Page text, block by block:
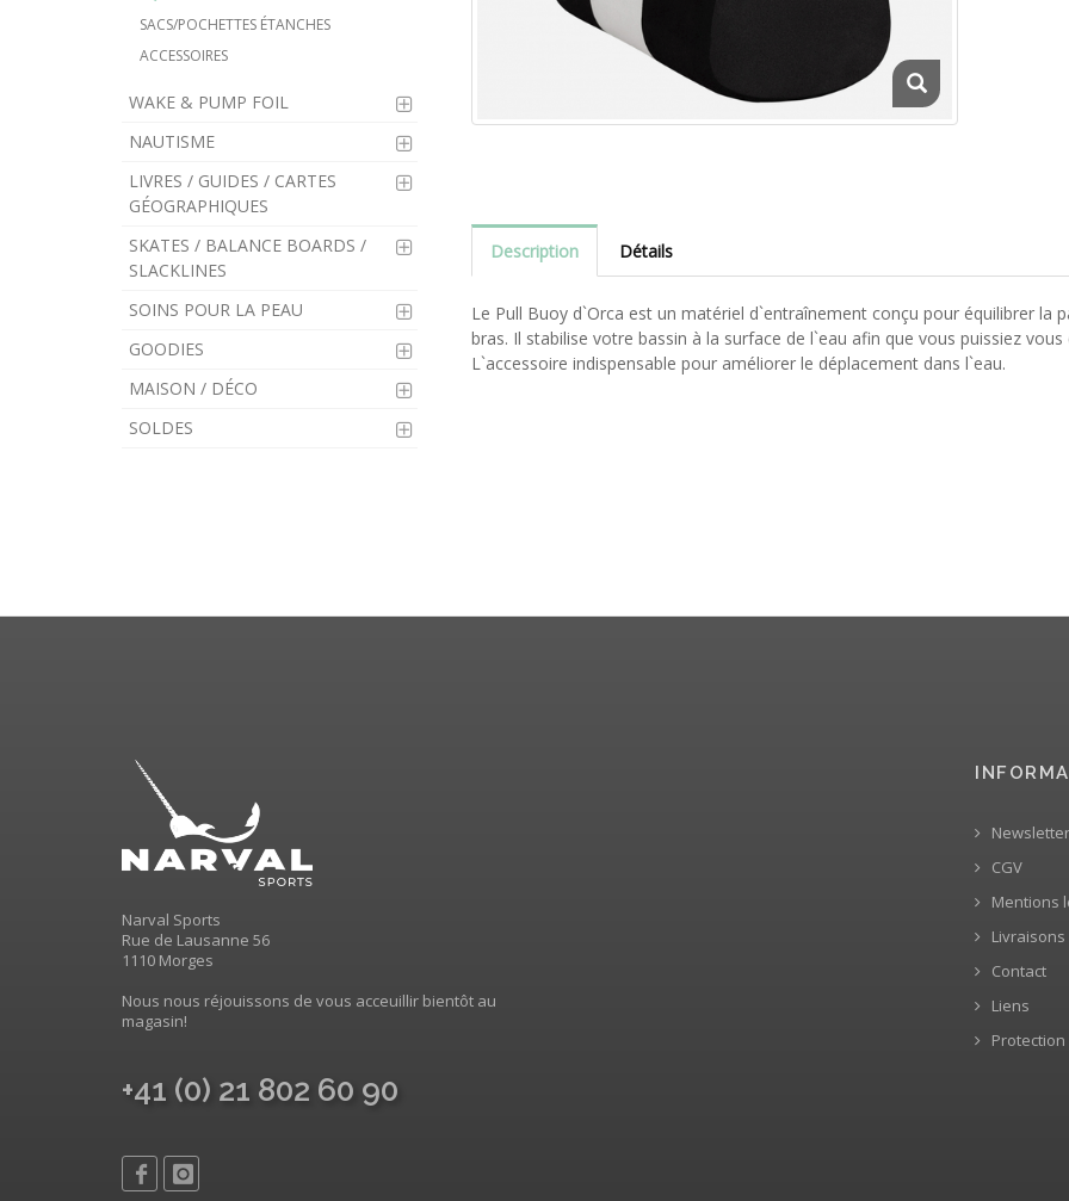
SACS/POCHETTES ÉTANCHES
ACCESSOIRES
WAKE & PUMP FOIL
NAUTISME
LIVRES / GUIDES / CARTES
GÉOGRAPHIQUES
SKATES / BALANCE BOARDS /
SLACKLINES
SOINS POUR LA PEAU
GOODIES
MAISON / DÉCO
SOLDES
Description Détails
Le Pull Buoy d`Orca est un matériel d`entraînement conçu pour équilibrer la
bras. Il stabilise votre bassin à la surface de l`eau afin que vous puissiez
L`accessoire indispensable pour améliorer le déplacement dans l`eau.
Narval Sports
Rue de Lausanne 56
1110 Morges
Nous nous réjouissons de vous acceuillir bientôt au
magasin!
+41 (0) 21 802 60 90
Newsletter
CGV
Mentions
Livraisons
Contact
Liens